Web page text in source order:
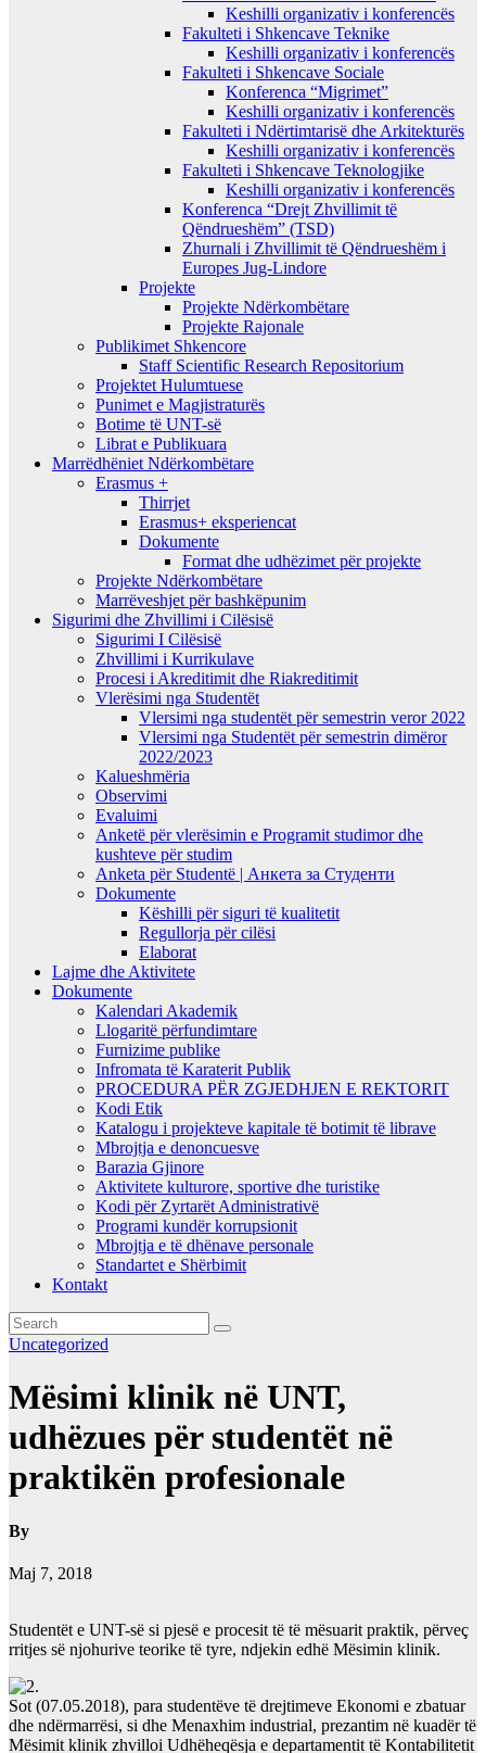
Keshilli organizativ i konferencës
Fakulteti i Shkencave Teknike
Keshilli organizativ i konferencës
Fakulteti i Shkencave Sociale
Konferenca “Migrimet”
Keshilli organizativ i konferencës
Fakulteti i Ndërtimtarisë dhe Arkitekturës
Keshilli organizativ i konferencës
Fakulteti i Shkencave Teknologjike
Keshilli organizativ i konferencës
Konferenca “Drejt Zhvillimit të
Qëndrueshëm” (TSD)
Zhurnali i Zhvillimit të Qëndrueshëm i
Europes Jug-Lindore
Projekte
Projekte Ndërkombëtare
Projekte Rajonale
Publikimet Shkencore
Staff Scientific Research Repositorium
Projektet Hulumtuese
Punimet e Magjistraturës
Botime të UNT-së
Librat e Publikuara
Marrëdhëniet Ndërkombëtare
Erasmus +
Thirrjet
Erasmus+ eksperiencat
Dokumente
Format dhe udhëzimet për projekte
Projekte Ndërkombëtare
Marrëveshjet për bashkëpunim
Sigurimi dhe Zhvillimi i Cilësisë
Sigurimi I Cilësisë
Zhvillimi i Kurrikulave
Procesi i Akreditimit dhe Riakreditimit
Vlerësimi nga Studentët
Vlersimi nga studentët për semestrin veror 2022
Vlersimi nga Studentët për semestrin dimëror
2022/2023
Kalueshmëria
Observimi
Evaluimi
Anketë për vlerësimin e Programit studimor dhe
kushteve për studim
Anketa për Studentë | Анкета за Студенти
Dokumente
Këshilli për siguri të kualitetit
Regullorja për cilësi
Elaborat
Lajme dhe Aktivitete
Dokumente
Kalendari Akademik
Llogaritë përfundimtare
Furnizime publike
Infromata të Karaterit Publik
PROCEDURA PËR ZGJEDHJEN E REKTORIT
Kodi Etik
Katalogu i projekteve kapitale të botimit të librave
Mbrojtja e denoncuesve
Barazia Gjinore
Aktivitete kulturore, sportive dhe turistike
Kodi për Zyrtarët Administrativë
Programi kundër korrupsionit
Mbrojtja e të dhënave personale
Standartet e Shërbimit
Kontakt
Uncategorized
Mësimi klinik në UNT,
udhëzues për studentët në
praktikën profesionale
By
Maj 7, 2018
Studentët e UNT-së si pjesë e procesit të të mësuarit praktik, përveç
rritjes së njohurive teorike të tyre, ndjekin edhë Mësimin klinik.
Sot (07.05.2018), para studentëve të drejtimeve Ekonomi e zbatuar
dhe ndërmarrësi, si dhe Menaxhim industrial, prezantim në kuadër të
Mësimit klinik zhvilloi Udhëheqësja e departamentit të Kontabilitetit